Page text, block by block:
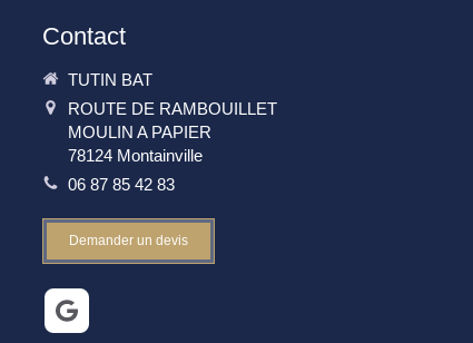
Contact
TUTIN BAT
ROUTE DE RAMBOUILLET
MOULIN A PAPIER
78124 Montainville
06 87 85 42 83
Demander un devis